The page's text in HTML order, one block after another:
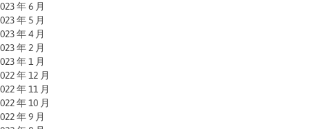
年 6 月
年 5 月
年 4 月
年 2 月
年 1 月
年 12 月
年 11 月
年 10 月
年 9 月